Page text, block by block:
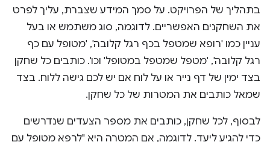
בתהליך של הפרויקט. על סמך המידע שצברת, עליך לפרט
את השחקנים האפשריים. לדוגמה, סוג משתמש או בעל
עניין כמו 'רופא שמטפל בכף רגל קלובה', 'מטופל עם כף
רגל קלובה', 'מטפל שמטפל במטופל' וכו'. כותבים כל שחקן
בצד ימין של דף נייר או על לוח אם יש לכם גישה ללוח. בצד
שמאל כותבים את המטרות של כל שחקן.
לבסוף, לכל שחקן, כותבים את מספר הצעדים שנדרשים
כדי להגיע ליעד. לדוגמה, אם המטרה היא "לרפא מטופל עם